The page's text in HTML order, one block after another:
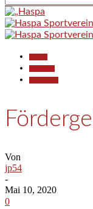
Von
jp54
-
Mai 10, 2020
0